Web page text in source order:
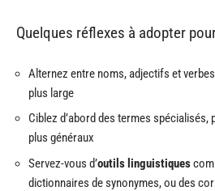
Quelques réflexes à adopter
Alternez entre noms, adjectifs et
plus large
Ciblez d’abord des termes
plus généraux
Servez-vous d’outils linguistiques
dictionnaires de synonymes, ou des